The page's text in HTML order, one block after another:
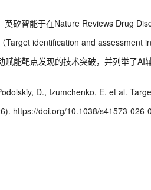
英矽智能于在Nature Reviews Drug
Target identification and assessment
赋能靶点发现的技术突破，并列举了AI
D., Izumchenko, E. et al.
https://doi.org/10.1038/s41573-026-